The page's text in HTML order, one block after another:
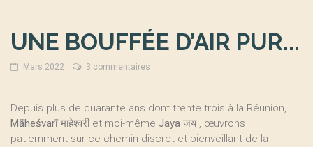
UNE BOUFFÉE D’AIR PUR...
Mars 2022 3 commentaires
Depuis plus de quarante ans dont trente trois à la Réunion,
Māheśvarīमाहेश्वरी et moi-même Jaya जय , œuvrons
patiemment sur ce chemin discret et bienveillant de la